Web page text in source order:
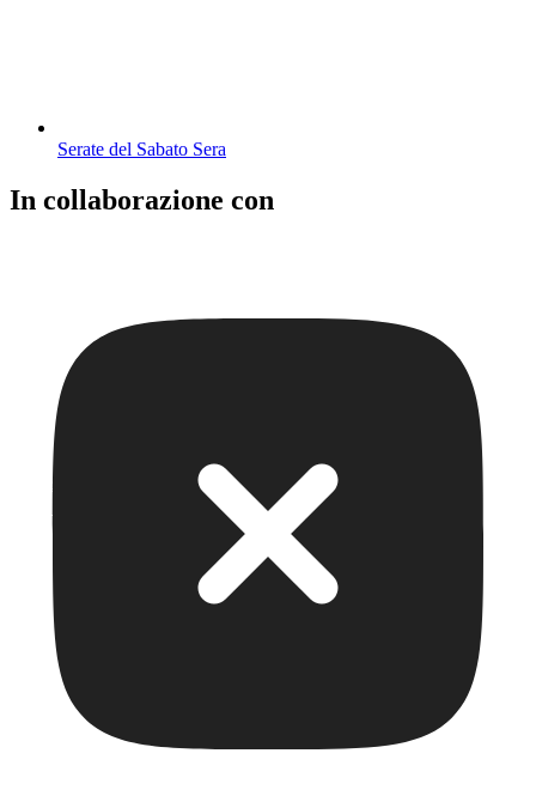
Serate del Sabato Sera
In collaborazione con